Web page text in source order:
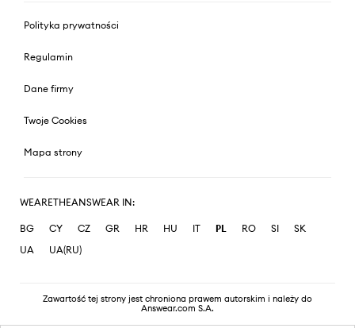
Polityka prywatności
Regulamin
Dane firmy
Twoje Cookies
Mapa strony
WEARETHEANSWEAR IN:
BG CY CZ GR HR HU IT PL RO SI
SK
UA
UA(RU)
Zawartość tej strony jest chroniona prawem autorskim i należy do
Answear.com S.A.